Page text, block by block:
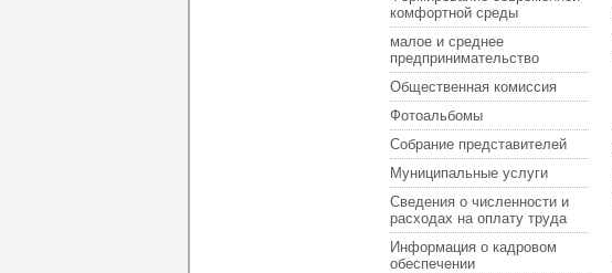
комфортной среды
малое и среднее
предпринимательство
Общественная комиссия
Фотоальбомы
Собрание представителей
Муниципальные услуги
Сведения о численности и
расходах на оплату труда
Информация о кадровом
обеспечении